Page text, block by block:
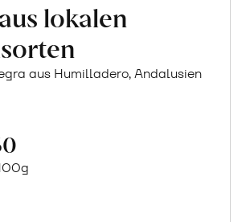
lokalen
aus Humilladero, Andalusien